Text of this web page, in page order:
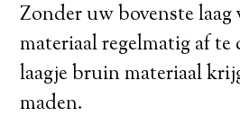
Zonder uw bovenste laag
materiaal regelmatig af te
laagje bruin materiaal
maden.